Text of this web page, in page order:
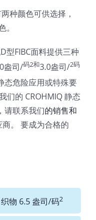
种颜色可供选择，
型FIBC面料提供三种
盎司/码2和3.0盎司/2码
态危险应用或特殊要
们的 CROHMIQ 静态
请联系我们的销售和
商。 要成为合格的
物 6.5 盎司/码2